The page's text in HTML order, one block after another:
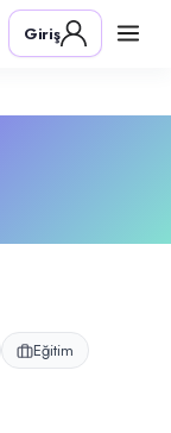
alanında faaliyet
Giriş
Eğitim